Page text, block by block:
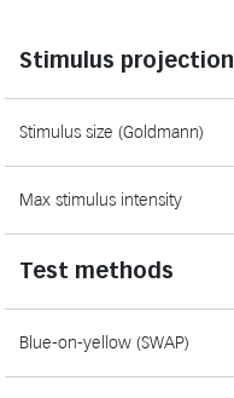
Stimulus projection
Stimulus size (Goldmann)
Max stimulus intensity
Test methods
Blue-on-yellow (SWAP)